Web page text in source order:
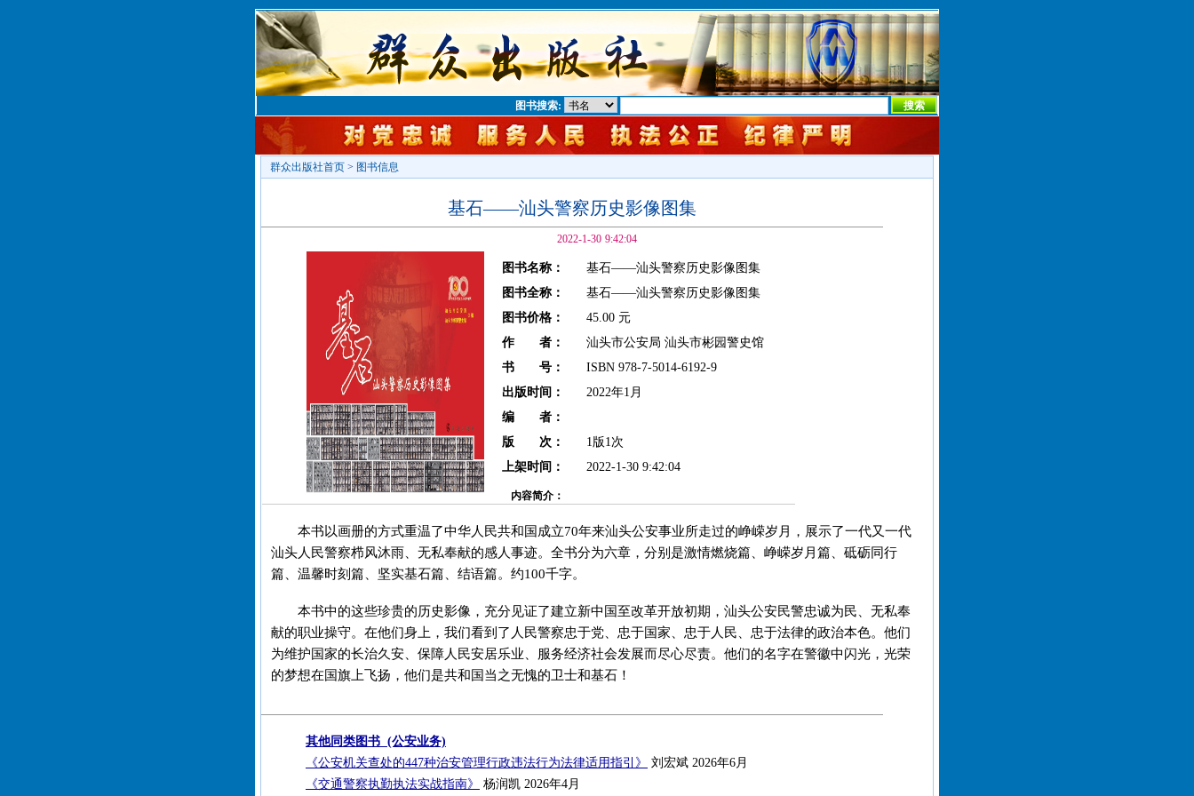
图书搜索:
群众出版社首页 > 图书信息
基石——汕头警察历史影像图集
2022-1-30 9:42:04
图书名称：
基石——汕头警察历史影像图集
图书全称：
基石——汕头警察历史影像图集
图书价格：
45.00 元
作 者：
汕头市公安局 汕头市彬园警史馆
书 号：
ISBN 978-7-5014-6192-9
出版时间：
2022年1月
编 者：
版 次：
1版1次
上架时间：
2022-1-30 9:42:04
内容简介：
本书以画册的方式重温了中华人民共和国成立70年来汕头公安事业所走过的峥嵘岁月，展示了一代又一代
汕头人民警察栉风沐雨、无私奉献的感人事迹。全书分为六章，分别是激情燃烧篇、峥嵘岁月篇、砥砺同行
篇、温馨时刻篇、坚实基石篇、结语篇。约100千字。
本书中的这些珍贵的历史影像，充分见证了建立新中国至改革开放初期，汕头公安民警忠诚为民、无私奉
献的职业操守。在他们身上，我们看到了人民警察忠于党、忠于国家、忠于人民、忠于法律的政治本色。他们
为维护国家的长治久安、保障人民安居乐业、服务经济社会发展而尽心尽责。他们的名字在警徽中闪光，光荣
的梦想在国旗上飞扬，他们是共和国当之无愧的卫士和基石！
其他同类图书 (公安业务)
《公安机关查处的447种治安管理行政违法行为法律适用指引》
刘宏斌 2026年6月
《交通警察执勤执法实战指南》
杨润凯 2026年4月